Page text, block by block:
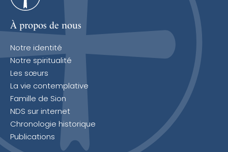
À propos de nous
Notre identité
Notre spiritualité
Les sœurs
La vie contemplative
Famille de Sion
NDS sur internet
Chronologie historique
Publications